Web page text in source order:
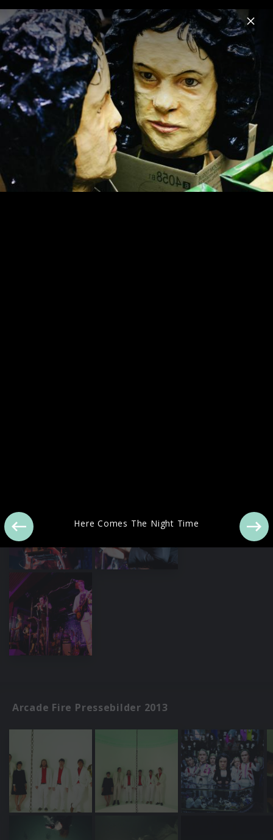
Menu
Arcade Fire
Home News Musik Videos Fotos
Here Comes The Night Time
Arcade Fire Pressebilder 2013
Here Comes The Night Time